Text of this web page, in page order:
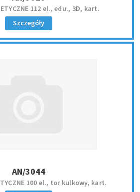
KLOCKI MAGNETYCZNE 112 el., edu., 3D, kart.
Szczegóły
AN/3044
*KLOCKI MAGNETYCZNE 100 el., tor kulkowy, kart.